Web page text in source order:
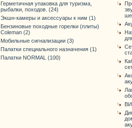
Герметичная упаковка для туризма,
рыбалки, походов. (24)
Экшн-камеры и аксессуары к ним (1)
Бензиновые походные горелки (плиты)
Coleman (2)
Мобильные сигнализации (3)
Палатки специального назначения (1)
Палатки NORMAL (100)